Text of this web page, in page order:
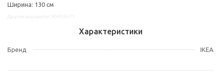
Ширина: 130 см
Характеристики
Бренд IKEA